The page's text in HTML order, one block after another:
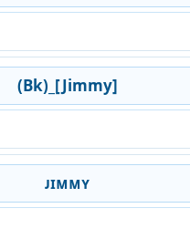
(Bk)_[Jimmy]
ᴊɪᴍᴍʏ